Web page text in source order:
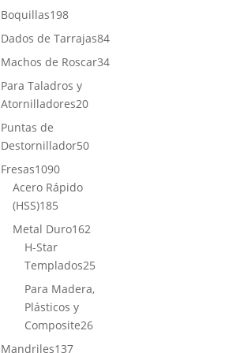
Boquillas198198
productos
Dados de Tarrajas8484
Machos de Roscar3434
Para Taladros y
Atornilladores2020
Puntas de
Destornillador5050
Fresas10901090
productos
Acero Rápido
(HSS)185
productos
Metal Duro162
H-Star
Templados25
Para Madera,
Plásticos y
Composite2626
Mandriles137137